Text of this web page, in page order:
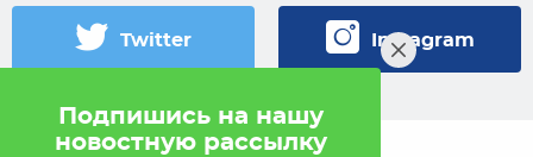
Twitter Instagram
Подпишись на нашу
новостную рассылку